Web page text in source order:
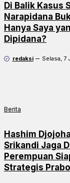
Di Balik Kasus
Narapidana
Hanya Saya
Dipidana?
redaksi Selasa, 7
Berita
Hashim
Srikandi Jaga
Perempuan
Strategis